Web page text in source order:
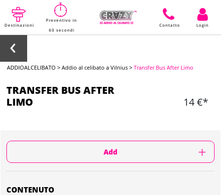
Destinazioni
Preventivo in
60 secondi
Contatto Login
ADDIOALCELIBATO >Addio al celibato a Vilnius >Transfer Bus After Limo
TRANSFER BUS AFTER
LIMO
14 €*
Add
CONTENUTO